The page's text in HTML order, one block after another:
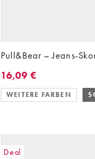
Pull&Bear – Jeans-
16,09 €
WEITERE FARBEN
Deal